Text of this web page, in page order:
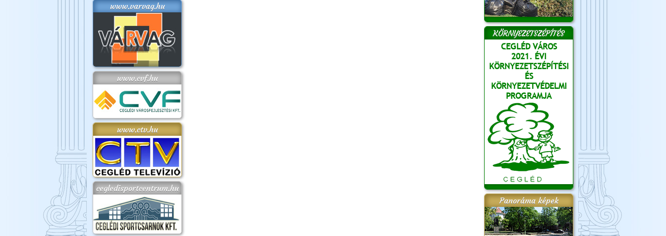
www.varvag.hu
www.cvf.hu
www.ctv.hu
cegledisportcentrum.hu
KÖRNYEZETSZÉPÍTÉS
CEGLÉD VÁROS
2021. ÉVI
KÖRNYEZETSZÉPÍTÉSI
ÉS
KÖRNYEZETVÉDELMI
PROGRAMJA
Panoráma képek